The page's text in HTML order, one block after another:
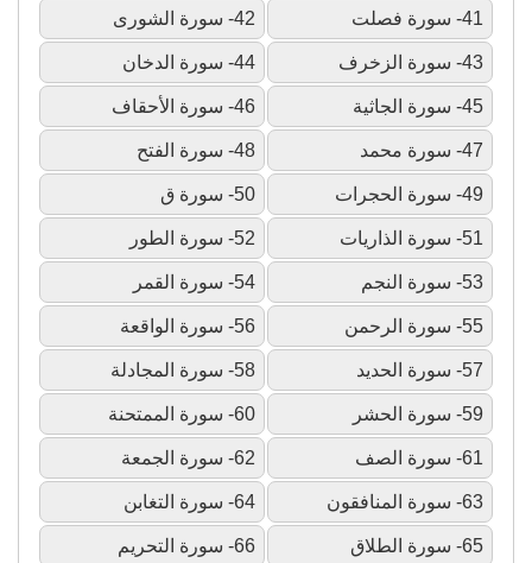
41- سورة فصلت 42- سورة الشورى
43- سورة الزخرف 44- سورة الدخان
45- سورة الجاثية 46- سورة الأحقاف
47- سورة محمد 48- سورة الفتح
49- سورة الحجرات 50- سورة ق
51- سورة الذاريات 52- سورة الطور
53- سورة النجم 54- سورة القمر
55- سورة الرحمن 56- سورة الواقعة
57- سورة الحديد 58- سورة المجادلة
59- سورة الحشر 60- سورة الممتحنة
61- سورة الصف 62- سورة الجمعة
63- سورة المنافقون 64- سورة التغابن
65- سورة الطلاق 66- سورة التحريم